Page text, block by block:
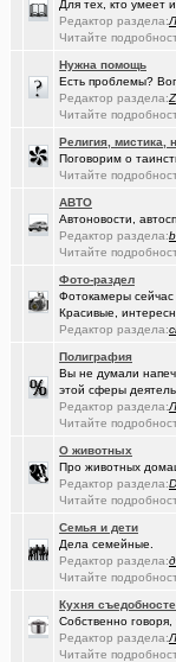
Где ремонтируют
Почему в городе
Какое выбрать
Традиционный
Самогоноварение.
Какие буквы на
АКПП матиз.
С наступающим
Где можно
Молодые таланты
Теле2 в Омске(t2)
Залезть в
Ремонт
Автофлудилка
коворкинг проекты
Betatransfer.net -
Челлендж "Какой
Владимир
Для тех, кто умеет
Редактор раздела:
Читайте
Нужна помощь
Есть проблемы?
Редактор раздела:
Читайте
Религия, мистика,
Поговорим о
Читайте
АВТО
Автоновости,
Редактор раздела:
Читайте
Фото-раздел
Фотокамеры
Красивые,
Редактор раздела:
Полиграфия
Вы не думали
этой сферы
Редактор раздела:
Читайте
О животных
Про животных
Редактор раздела:
Читайте
Семья и дети
Дела семейные.
Редактор раздела:
Читайте
Кухня
Собственно
Редактор раздела:
Читайте